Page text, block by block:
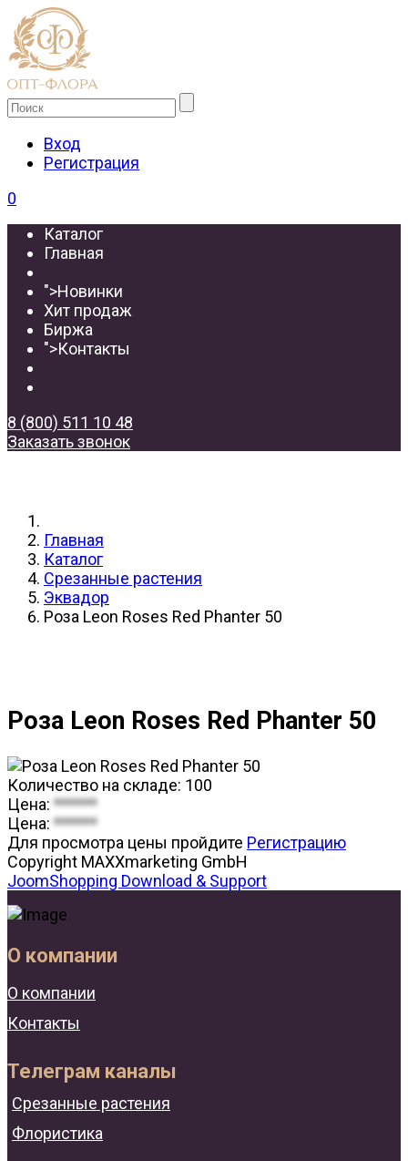
Вход
Регистрация
0
Каталог
Главная
">Новинки
Хит продаж
Биржа
">Контакты
8 (800) 511 10 48
Заказать звонок
Главная
Каталог
Срезанные растения
Эквадор
Роза Leon Roses Red Phanter 50
Роза Leon Roses Red Phanter 50
Количество на складе: 100
Цена:******
Цена:******
Для просмотра цены пройдите Регистрацию
Copyright MAXXmarketing GmbH
JoomShopping Download & Support
О компании
О компании
Контакты
Телеграм каналы
Срезанные растения
Флористика